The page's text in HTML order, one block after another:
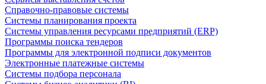
Справочно-правовые системы
Системы планирования проекта
Системы управления ресурсами предприятий (ERP)
Программы поиска тендеров
Программы для электронной подписи документов
Электронные платежные системы
Системы подбора персонала